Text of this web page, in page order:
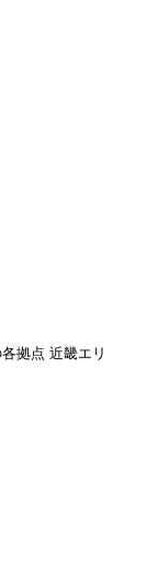
拠点 近畿エリ